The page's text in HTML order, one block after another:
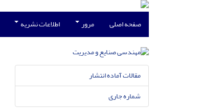
صفحه اصلی مرور اطلاعات نشریه
مقالات آماده انتشار
شماره جاری